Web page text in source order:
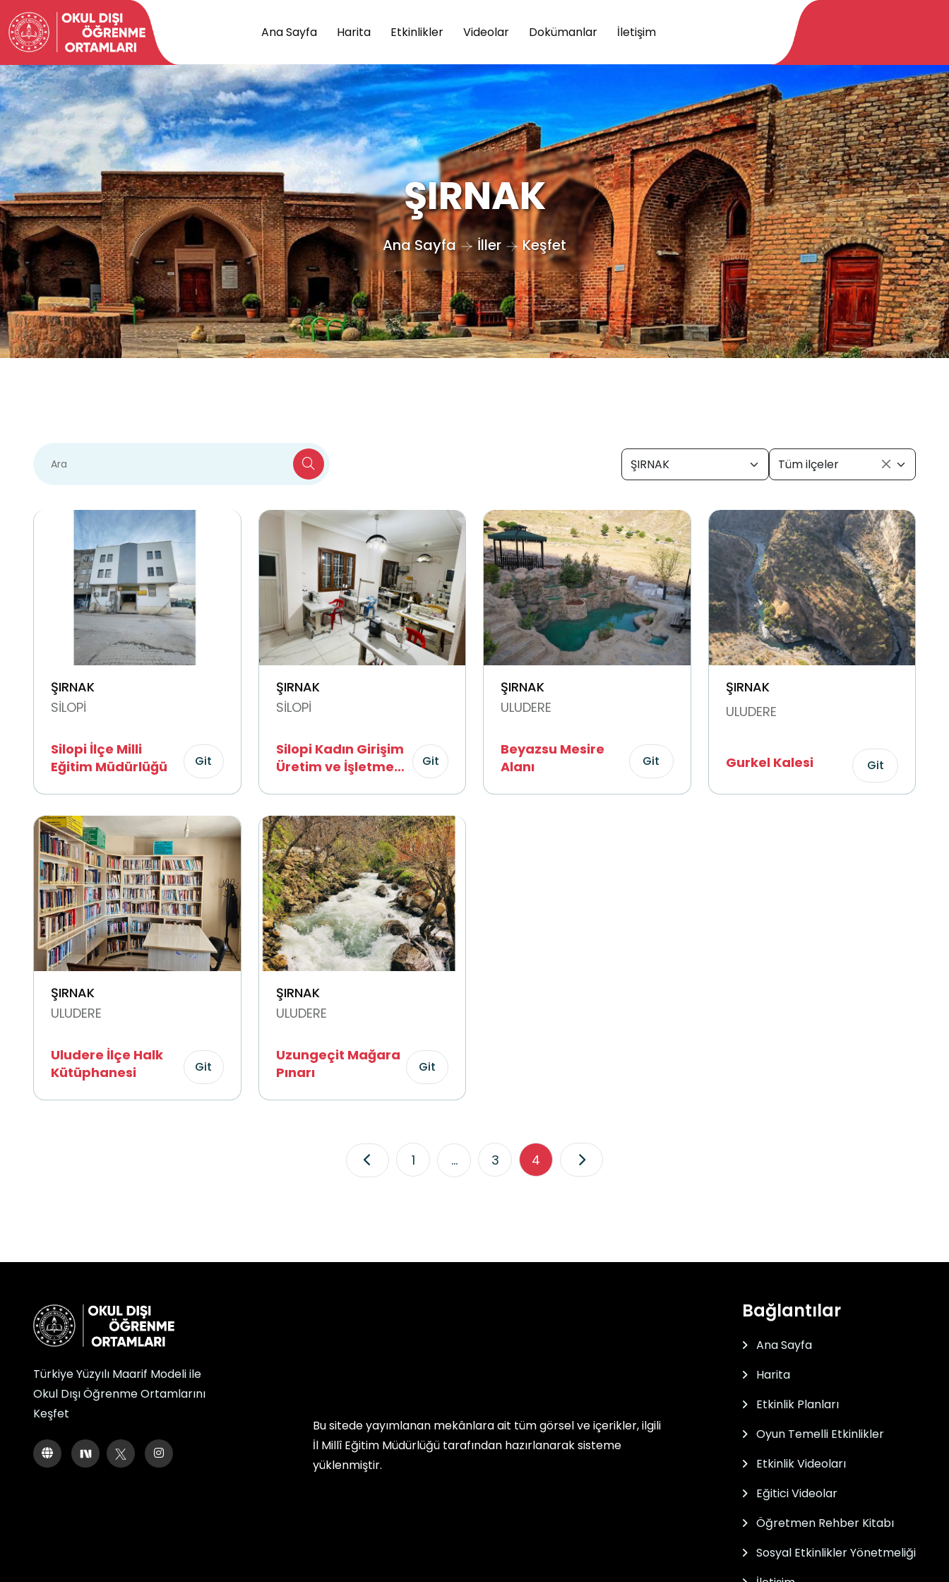
Ana Sayfa Harita Etkinlikler Videolar Dokümanlar İletişim
ŞIRNAK
Ana Sayfa İller Keşfet
ŞIRNAK Tüm ilçeler
ŞIRNAK
SİLOPİ
Silopi İlçe Milli
Eğitim Müdürlüğü
Git
ŞIRNAK
SİLOPİ
Silopi Kadın Girişim
Üretim ve İşletme
Git
ŞIRNAK
ULUDERE
Beyazsu Mesire
Alanı
Git
ŞIRNAK
ULUDERE
Gurkel Kalesi Git
ŞIRNAK
ULUDERE
Uludere İlçe Halk
Kütüphanesi
Git
ŞIRNAK
ULUDERE
Uzungeçit Mağara
Pınarı
Git
1 ... 3 4
Türkiye Yüzyılı Maarif Modeli ile
Okul Dışı Öğrenme Ortamlarını
Keşfet
Bu sitede yayımlanan mekânlara ait tüm görsel ve içerikler, ilgili
İl Millî Eğitim Müdürlüğütarafından hazırlanarak sisteme
yüklenmiştir.
Bağlantılar
Ana Sayfa
Harita
Etkinlik Planları
Oyun Temelli Etkinlikler
Etkinlik Videoları
Eğitici Videolar
Öğretmen Rehber Kitabı
Sosyal Etkinlikler Yönetmeliği